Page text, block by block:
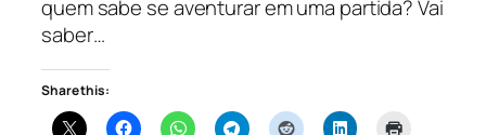
quem sabe se aventurar em uma partida? Vai
saber…
Share this: